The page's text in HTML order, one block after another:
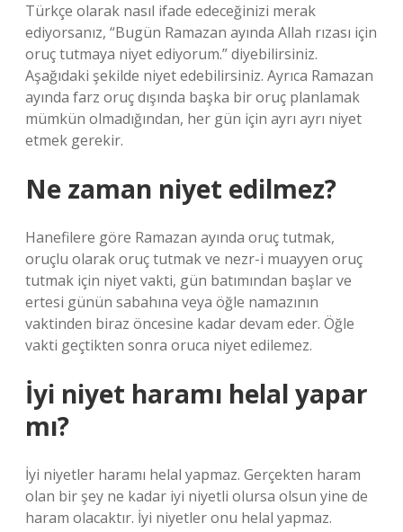
Türkçe olarak nasıl ifade edeceğinizi merak
ediyorsanız, “Bugün Ramazan ayında Allah rızası için
oruç tutmaya niyet ediyorum.” diyebilirsiniz.
Aşağıdaki şekilde niyet edebilirsiniz. Ayrıca Ramazan
ayında farz oruç dışında başka bir oruç planlamak
mümkün olmadığından, her gün için ayrı ayrı niyet
etmek gerekir.
Ne zaman niyet edilmez?
Hanefilere göre Ramazan ayında oruç tutmak,
oruçlu olarak oruç tutmak ve nezr-i muayyen oruç
tutmak için niyet vakti, gün batımından başlar ve
ertesi günün sabahına veya öğle namazının
vaktinden biraz öncesine kadar devam eder. Öğle
vakti geçtikten sonra oruca niyet edilemez.
İyi niyet haramı helal yapar
mı?
İyi niyetler haramı helal yapmaz. Gerçekten haram
olan bir şey ne kadar iyi niyetli olursa olsun yine de
haram olacaktır. İyi niyetler onu helal yapmaz.